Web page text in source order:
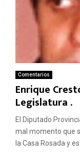
Comentarios
Enrique
Legislatura .
El Diputado
mal momento que
la Casa Rosada y